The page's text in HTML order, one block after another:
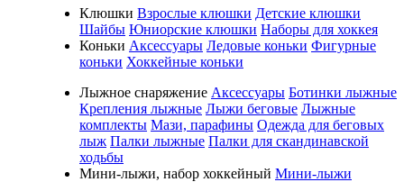
Клюшки Взрослые клюшки Детские клюшки
Шайбы Юниорские клюшки Наборы для хоккея
Коньки Аксессуары Ледовые коньки Фигурные
коньки Хоккейные коньки
Лыжное снаряжение Аксессуары Ботинки лыжные
Крепления лыжные Лыжи беговые Лыжные
комплекты Мази, парафины Одежда для беговых
лыж Палки лыжные Палки для скандинавской
ходьбы
Мини-лыжи, набор хоккейный Мини-лыжи